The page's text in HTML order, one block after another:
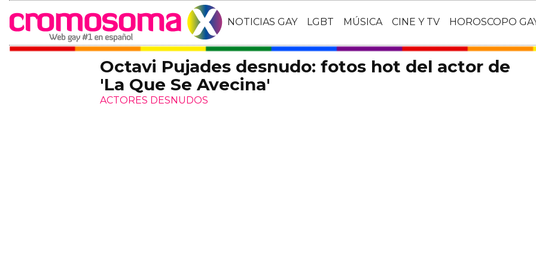
NOTICIAS GAY LGBT MÚSICA CINE Y TV HOROSCOPO
Octavi Pujades desnudo: fotos hot del actor de
'La Que Se Avecina'
ACTORES DESNUDOS